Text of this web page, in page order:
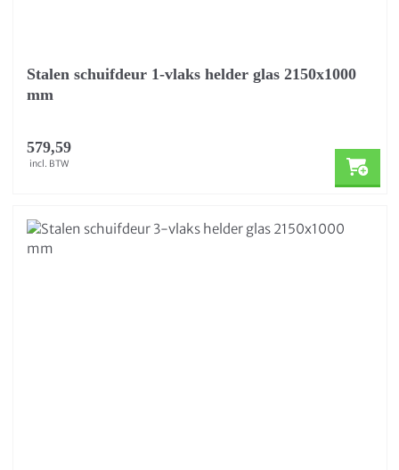
Stalen schuifdeur 1-vlaks helder glas 2150x1000
mm
579,59
incl. BTW